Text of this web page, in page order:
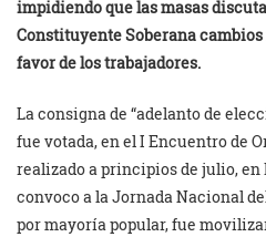
impidiendo que las masas
Constituyente Soberana
favor de los trabajadores.
La consigna de “adelanto de
fue votada, en el I Encuentro de
realizado a principios de julio, en
convoco a la Jornada Nacional
por mayoría popular, fue